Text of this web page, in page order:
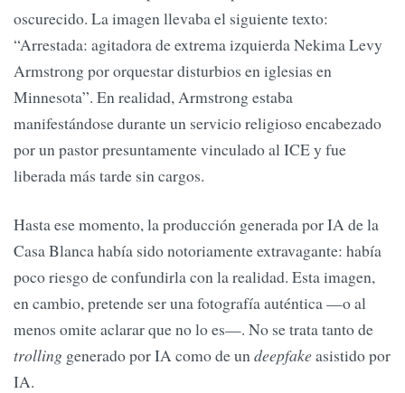
oscurecido. La imagen llevaba el siguiente texto:
“Arrestada: agitadora de extrema izquierda Nekima Levy
Armstrong por orquestar disturbios en iglesias en
Minnesota”. En realidad, Armstrong estaba
manifestándose durante un servicio religioso encabezado
por un pastor presuntamente vinculado al ICE y fue
liberada más tarde sin cargos.
Hasta ese momento, la producción generada por IA de la
Casa Blanca había sido notoriamente extravagante: había
poco riesgo de confundirla con la realidad. Esta imagen,
en cambio, pretende ser una fotografía auténtica —o al
menos omite aclarar que no lo es—. No se trata tanto de
trolling generado por IA como de un deepfakeasistido por
IA.